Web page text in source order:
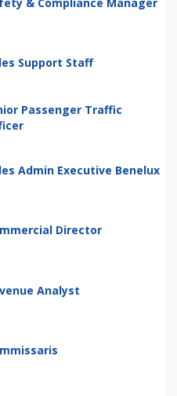
Support Staff
Passenger Traffic
Admin Executive Benelux
Director
Analyst